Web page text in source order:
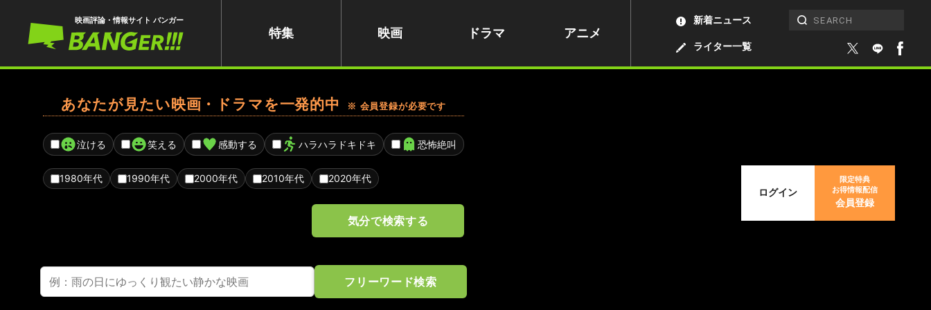
映画評論・情報サイト バンガー
特集 映画 ドラマ アニメ
ライター一覧
新着ニュース
あなたが見たい映画・ドラマを一発的中 ※ 会員登録が必要です
泣ける 笑える 感動する ハラハラドキドキ 恐怖絶叫
1980年代 1990年代 2000年代 2010年代 2020年代
気分で検索する
フリーワード検索
ログイン
限定特典
お得情報配信
会員登録